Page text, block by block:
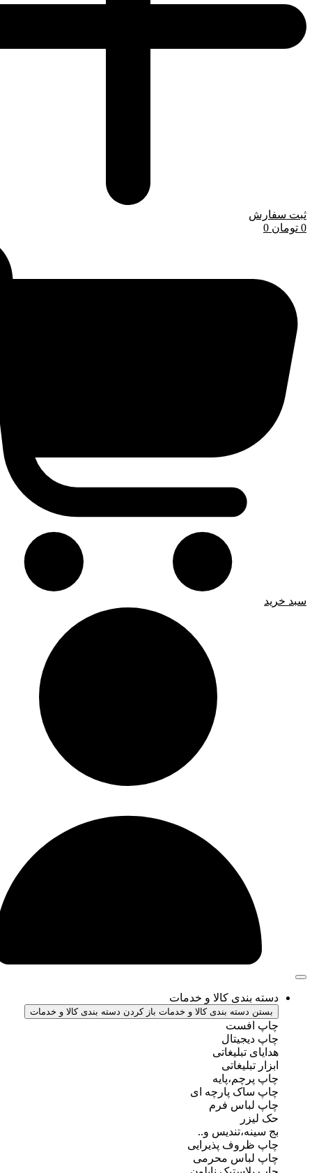
کالا و خدمات
بندی کالا و خدمات باز کردن دسته بندی کالا و خدمات
پارچه ای
فرم
و..
پذیرایی
محرمی